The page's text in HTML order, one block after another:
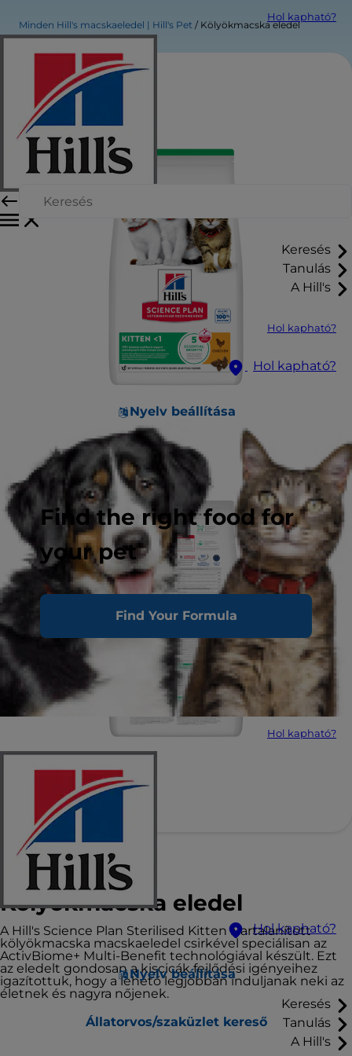
Hol kapható?
Keresés
Tanulás
A Hill's
Hol kapható?
Hol kapható?
Nyelv beállítása
Find the right food for
your pet
Find Your Formula
Hol kapható?
Hol kapható?
Nyelv beállítása
Keresés
Tanulás
A Hill's
Minden Hill's macskaeledel | Hill's Pet Kölyökmacska eledel
Hill's Science Plan
Kölyökmacska eledel
A Hill's Science Plan Sterilised Kitten ivartalanított
kölyökmacska macskaeledel csirkével speciálisan az
ActivBiome+ Multi-Benefit technológiával készült. Ezt
az eledelt gondosan a kiscicák fejlődési igényeihez
igazítottuk, hogy a lehető legjobban induljanak neki az
életnek és nagyra nőjenek.
Állatorvos/szaküzlet kereső